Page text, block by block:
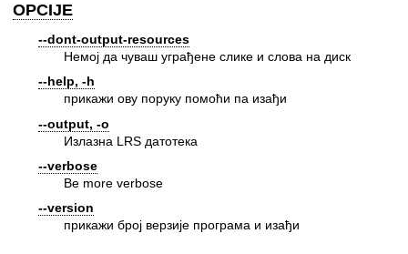
OPCIJE
--dont-output-resources
Немој да чуваш уграђене слике и слова на диск
--help, -h
прикажи ову поруку помоћи па изађи
--output, -o
Излазна LRS датотека
--verbose
Be more verbose
--version
прикажи број верзије програма и изађи